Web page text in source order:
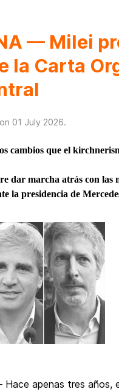
— Milei
la Carta
01 July 2026.
cambios que el
dar marcha atrás con
la presidencia de
apenas tres años,